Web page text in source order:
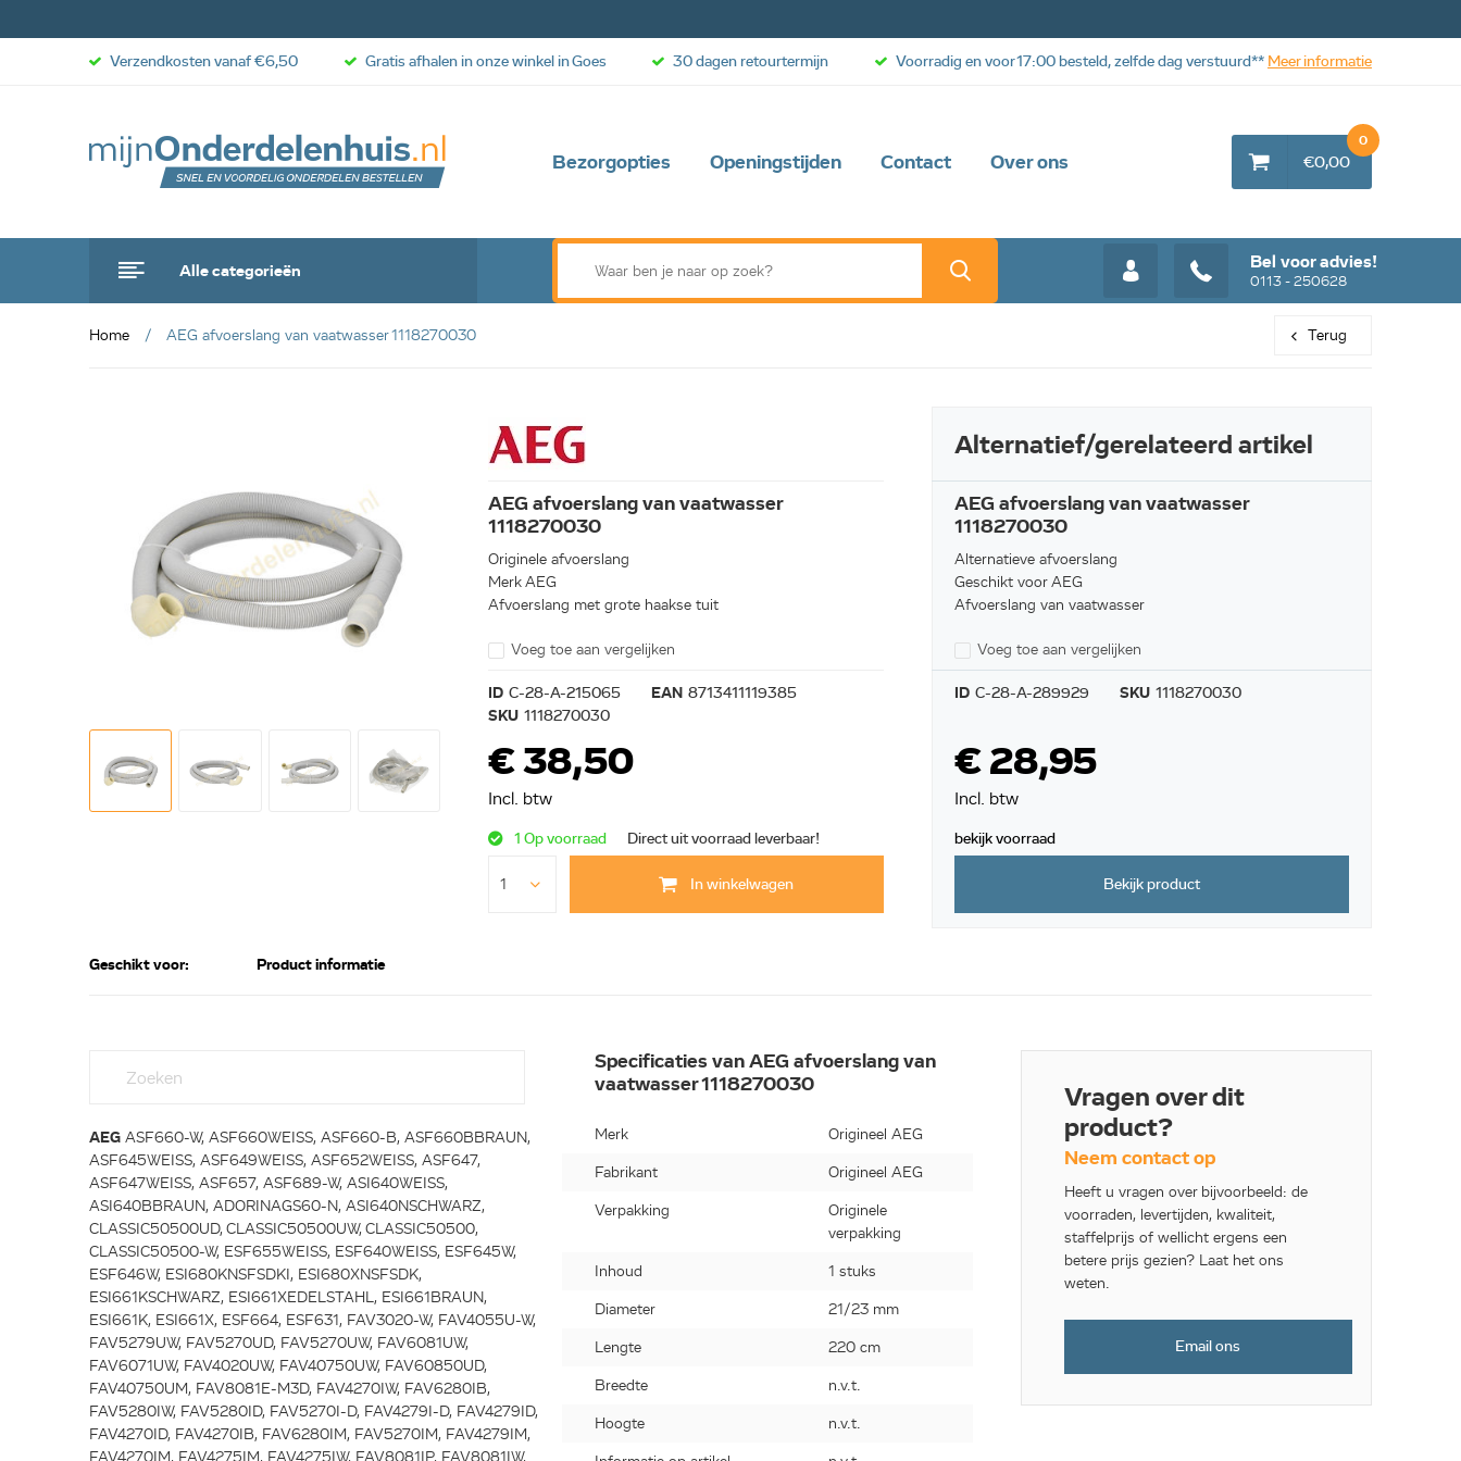
Bezorgopties Openingstijden Contact Over ons
Alle categorieën Bel voor advies!
0113 - 250628
€0,00
0
Verzendkosten vanaf €6,50 Gratis afhalen in onze winkel in Goes 30 dagen retourtermijn Voorradig en voor 17:00 besteld, zelfde dag verstuurd** Meer informatie
Home AEG afvoerslang van vaatwasser 1118270030 Terug
AEG afvoerslang van vaatwasser
1118270030
Originele afvoerslang
Merk AEG
Afvoerslang met grote haakse tuit
Voeg toe aan vergelijken
ID C-28-A-215065 EAN 8713411119385
SKU 1118270030
€ 38,50
Incl. btw
1 Op voorraad Direct uit voorraad leverbaar!
In winkelwagen
Alternatief/gerelateerd artikel
AEG afvoerslang van vaatwasser
1118270030
Alternatieve afvoerslang
Geschikt voor AEG
Afvoerslang van vaatwasser
Voeg toe aan vergelijken
ID C-28-A-289929 SKU 1118270030
€ 28,95
Incl. btw
bekijk voorraad
Bekijk product
Geschikt voor: Product informatie
AEG ASF660-W, ASF660WEISS, ASF660-B, ASF660BBRAUN,
ASF645WEISS, ASF649WEISS, ASF652WEISS, ASF647,
ASF647WEISS, ASF657, ASF689-W, ASI640WEISS,
ASI640BBRAUN, ADORINAGS60-N, ASI640NSCHWARZ,
CLASSIC50500UD, CLASSIC50500UW, CLASSIC50500,
CLASSIC50500-W, ESF655WEISS, ESF640WEISS, ESF645W,
ESF646W, ESI680KNSFSDKI, ESI680XNSFSDK,
ESI661KSCHWARZ, ESI661XEDELSTAHL, ESI661BRAUN,
ESI661K, ESI661X, ESF664, ESF631, FAV3020-W, FAV4055U-W,
FAV5279UW, FAV5270UD, FAV5270UW, FAV6081UW,
FAV6071UW, FAV4020UW, FAV40750UW, FAV60850UD,
FAV40750UM, FAV8081E-M3D, FAV4270IW, FAV6280IB,
FAV5280IW, FAV5280ID, FAV5270I-D, FAV4279I-D, FAV4279ID,
FAV4270ID, FAV4270IB, FAV6280IM, FAV5270IM, FAV4279IM,
FAV4270IM, FAV4275IM, FAV4275IW, FAV8081IP, FAV8081IW,
Specificaties van AEG afvoerslang van
vaatwasser 1118270030
Merk Origineel AEG
Fabrikant Origineel AEG
Verpakking
Originele
verpakking
Inhoud 1 stuks
Diameter 21/23 mm
Lengte 220 cm
Breedte n.v.t.
Hoogte n.v.t.
Vragen over dit
product?
Neem contact op
Heeft u vragen over bijvoorbeeld: de
voorraden, levertijden, kwaliteit,
staffelprijs of wellicht ergens een
betere prijs gezien? Laat het ons
weten.
Email ons